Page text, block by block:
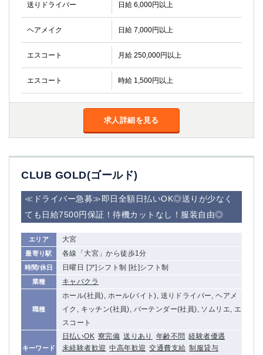
送りドライバー 日給 6,000円以上
ヘアメイク 日給 7,000円以上
エスコート 月給 250,000円以上
エスコート 時給 1,500円以上
求人詳細を見る
CLUB GOLD(ゴールド)
≪ドライバー急募≫即日全額日払いOK◎送りが少なく
ても日給7500円保証！待機カットなし！服装自由◎
エリア 大宮
最寄り駅 各線「大宮」から徒歩1分
時間/休日 日曜日 [ア]シフト制 [社]シフト制
業種 キャバクラ
職種
ホール(社員), ホール(バイト), 送りドライバー, ヘアメ
イク, キッチン(社員), バーテンダー(社員), ソムリエ, エ
スコート
キーワード
日払いOK 寮完備 送りあり 年齢不問 経験者優遇
未経験者歓迎 中高年歓迎 交通費支給 制服貸与
大泉学園
下赤塚
三鷹
荻窪
浅草
新小岩
幡ヶ谷
祖師ヶ谷大蔵
小岩
神奈川県
関内
横浜
川崎
溝の口
藤沢
平塚
武蔵小杉
小田原
横浜・桜木町
関内・馬車道・日ノ出町 武蔵新城
元住吉
たまプラーザ
大船
相模原